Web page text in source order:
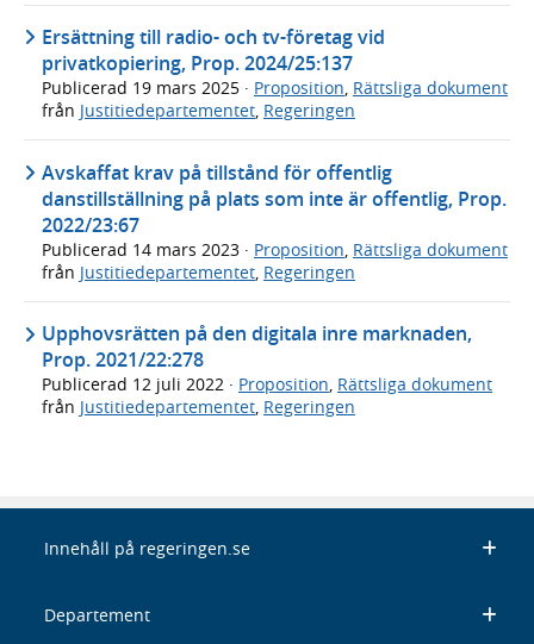
Ersättning till radio- och tv-företag vid
privatkopiering, Prop. 2024/25:137
Publicerad 19 mars 2025 · Proposition, Rättsliga dokument
från Justitiedepartementet, Regeringen
Avskaffat krav på tillstånd för offentlig
danstillställning på plats som inte är offentlig, Prop.
2022/23:67
Publicerad 14 mars 2023 · Proposition Rättsliga dokument
från Justitiedepartementet Regeringen
Upphovsrätten på den digitala inre marknaden,
Prop. 2021/22:278
Publicerad 12 juli 2022 · Proposition, Rättsliga dokument
från Justitiedepartementet, Regeringen
Innehåll på regeringen.se
Departement